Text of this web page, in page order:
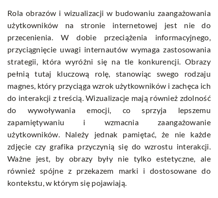
Rola obrazów i wizualizacji w budowaniu zaangażowania
użytkowników na stronie internetowej jest nie do
przecenienia. W dobie przeciążenia informacyjnego,
przyciągnięcie uwagi internautów wymaga zastosowania
strategii, która wyróżni się na tle konkurencji. Obrazy
pełnią tutaj kluczową rolę, stanowiąc swego rodzaju
magnes, który przyciąga wzrok użytkowników i zachęca ich
do interakcji z treścią. Wizualizacje mają również zdolność
do wywoływania emocji, co sprzyja lepszemu
zapamiętywaniu i wzmacnia zaangażowanie
użytkowników. Należy jednak pamiętać, że nie każde
zdjęcie czy grafika przyczynią się do wzrostu interakcji.
Ważne jest, by obrazy były nie tylko estetyczne, ale
również spójne z przekazem marki i dostosowane do
kontekstu, w którym się pojawiają.